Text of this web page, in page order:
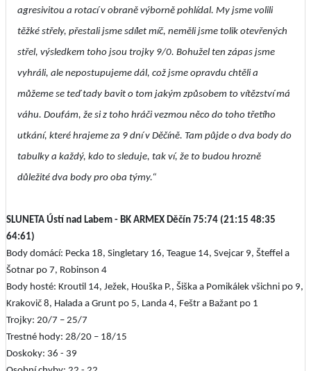
agresivitou a rotací v obraně výborně pohlídal. My jsme volili
těžké střely, přestali jsme sdílet míč, neměli jsme tolik otevřených
střel, výsledkem toho jsou trojky 9/0. Bohužel ten zápas jsme
vyhráli, ale nepostupujeme dál, což jsme opravdu chtěli a
můžeme se teď tady bavit o tom jakým způsobem to vítězství má
váhu. Doufám, že si z toho hráči vezmou něco do toho třetího
utkání, které hrajeme za 9 dní v Děčíně. Tam půjde o dva body do
tabulky a každý, kdo to sleduje, tak ví, že to budou hrozně
důležité dva body pro oba týmy.“
SLUNETA Ústí nad Labem - BK ARMEX Děčín 75:74 (21:15 48:35
64:61)
Body domácí: Pecka 18, Singletary 16, Teague 14, Svejcar 9, Šteffel a
Šotnar po 7, Robinson 4
Body hosté: Kroutil 14, Ježek, Houška P., Šiška a Pomikálek všichni po 9,
Krakovič 8, Halada a Grunt po 5, Landa 4, Feštr a Bažant po 1
Trojky: 20/7 – 25/7
Trestné hody: 28/20 – 18/15
Doskoky: 36 - 39